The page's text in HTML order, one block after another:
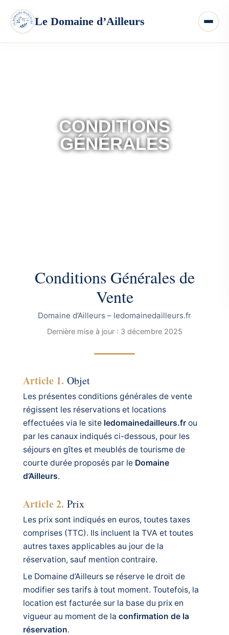
CONDITIONS
GÉNÉRALES
Conditions Générales de
Vente
Domaine d’Ailleurs – ledomainedailleurs.fr
Dernière mise à jour : 3 décembre 2025
Article 1. Objet
Les présentes conditions générales de vente
régissent les réservations et locations
effectuées via le site ledomainedailleurs.fr ou
par les canaux indiqués ci-dessous, pour les
séjours en gîtes et meublés de tourisme de
courte durée proposés par le Domaine
d’Ailleurs.
Article 2. Prix
Les prix sont indiqués en euros, toutes taxes
comprises (TTC). Ils incluent la TVA et toutes
autres taxes applicables au jour de la
réservation, sauf mention contraire.
Le Domaine d’Ailleurs se réserve le droit de
modifier ses tarifs à tout moment. Toutefois, la
location est facturée sur la base du prix en
vigueur au moment de la confirmation de la
réservation.